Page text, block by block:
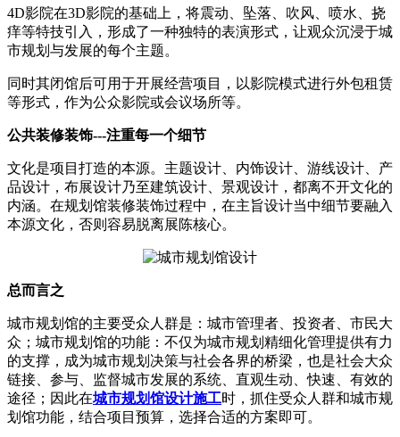
4D影院在3D影院的基础上，将震动、坠落、吹风、喷水、挠
痒等特技引入，形成了一种独特的表演形式，让观众沉浸于城
市规划与发展的每个主题。
同时其闭馆后可用于开展经营项目，以影院模式进行外包租赁
等形式，作为公众影院或会议场所等。
公共装修装饰---注重每一个细节
文化是项目打造的本源。主题设计、内饰设计、游线设计、产
品设计，布展设计乃至建筑设计、景观设计，都离不开文化的
内涵。在规划馆装修装饰过程中，在主旨设计当中细节要融入
本源文化，否则容易脱离展陈核心。
总而言之
城市规划馆的主要受众人群是：城市管理者、投资者、市民大
众；城市规划馆的功能：不仅为城市规划精细化管理提供有力
的支撑，成为城市规划决策与社会各界的桥梁，也是社会大众
链接、参与、监督城市发展的系统、直观生动、快速、有效的
途径；因此在城市规划馆设计施工时，抓住受众人群和城市规
划馆功能，结合项目预算，选择合适的方案即可。